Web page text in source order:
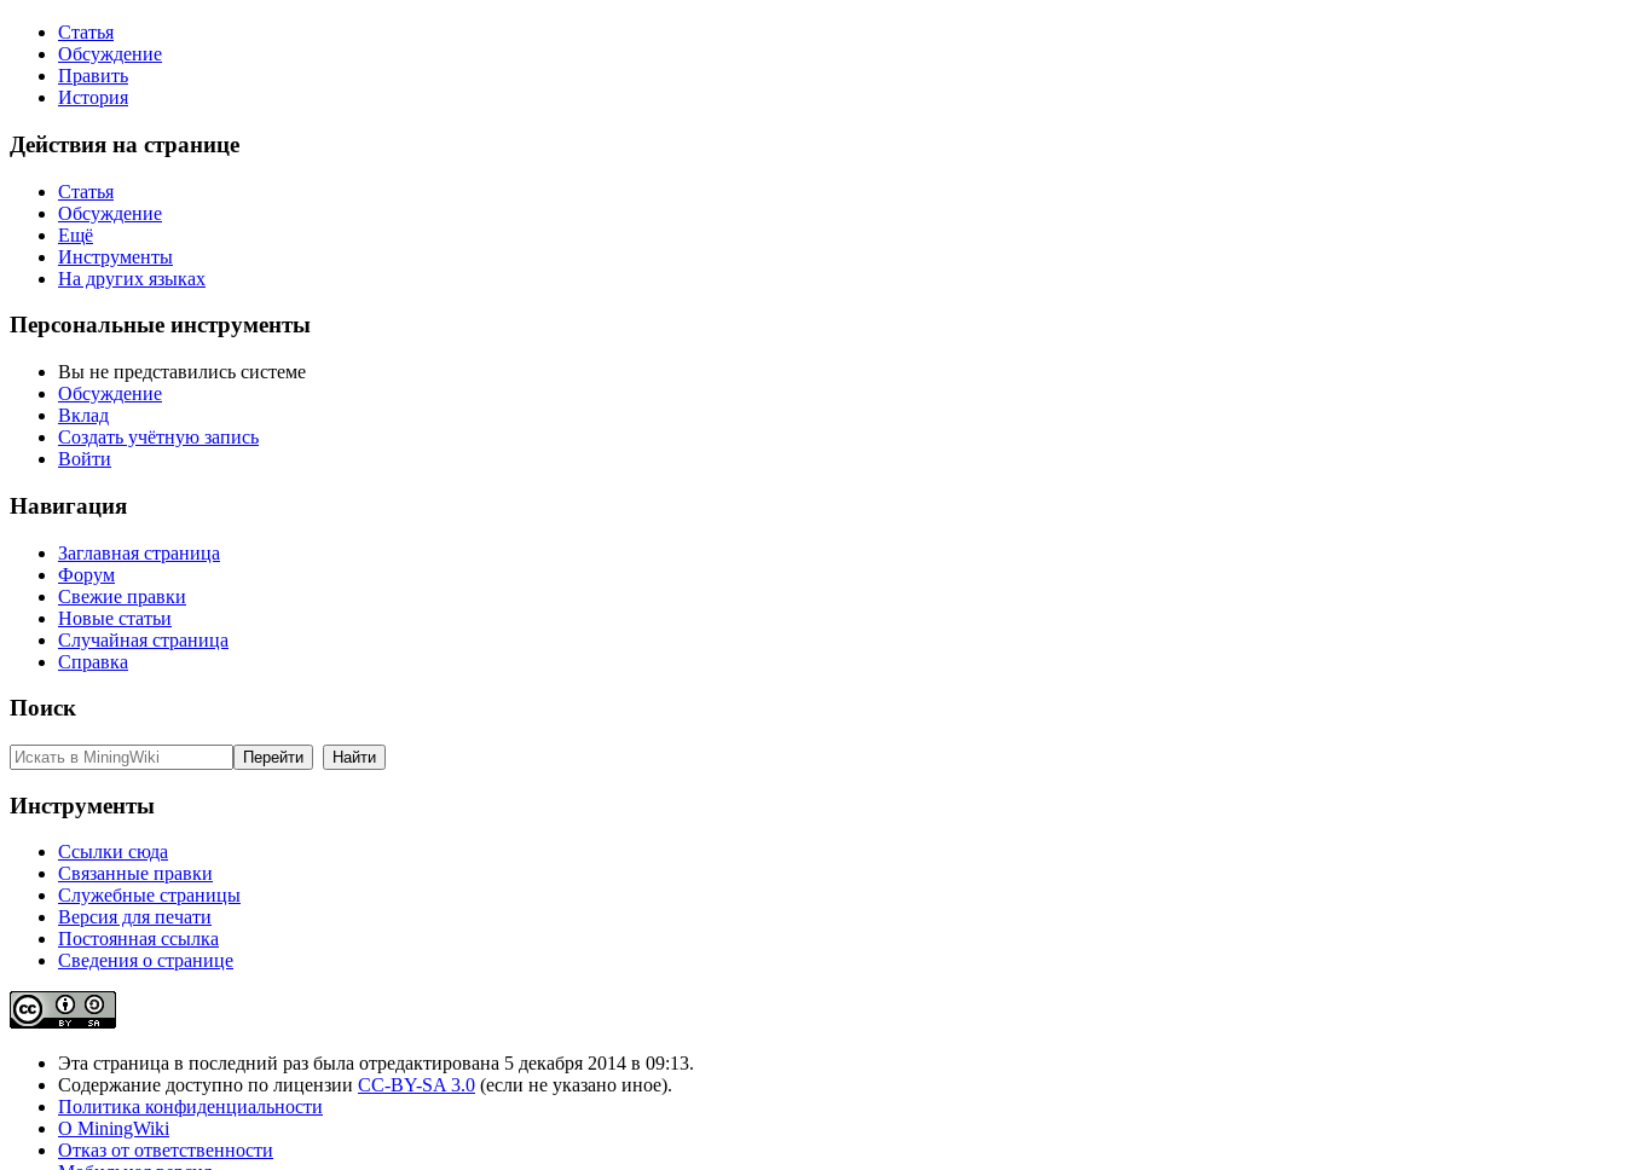
Статья
Обсуждение
Править
История
Действия на странице
Статья
Обсуждение
Ещё
Инструменты
На других языках
Персональные инструменты
Вы не представились системе
Обсуждение
Вклад
Создать учётную запись
Войти
Навигация
Заглавная страница
Форум
Свежие правки
Новые статьи
Случайная страница
Справка
Поиск
Инструменты
Ссылки сюда
Связанные правки
Служебные страницы
Версия для печати
Постоянная ссылка
Сведения о странице
Эта страница в последний раз была отредактирована 5 декабря 2014 в 09:13.
Содержание доступно по лицензии CC-BY-SA 3.0 (если не указано иное).
Политика конфиденциальности
О MiningWiki
Отказ от ответственности